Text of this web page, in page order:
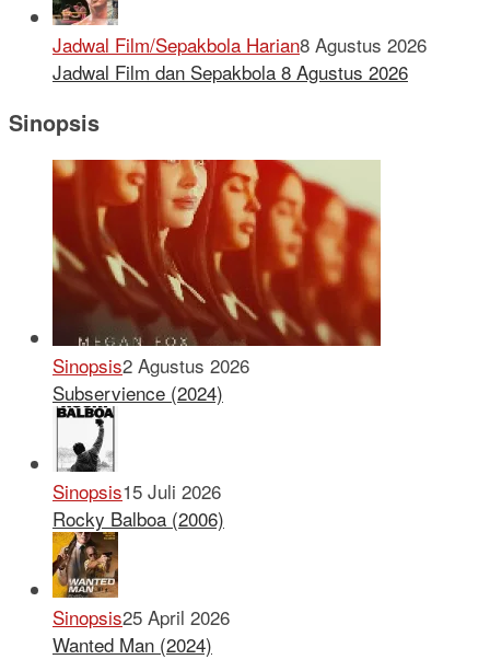
Jadwal Film/Sepakbola Harian8 Agustus 2026
Jadwal Film dan Sepakbola 8 Agustus 2026
Sinopsis
Sinopsis2 Agustus 2026
Subservience (2024)
Sinopsis15 Juli 2026
Rocky Balboa (2006)
Sinopsis25 April 2026
Wanted Man (2024)